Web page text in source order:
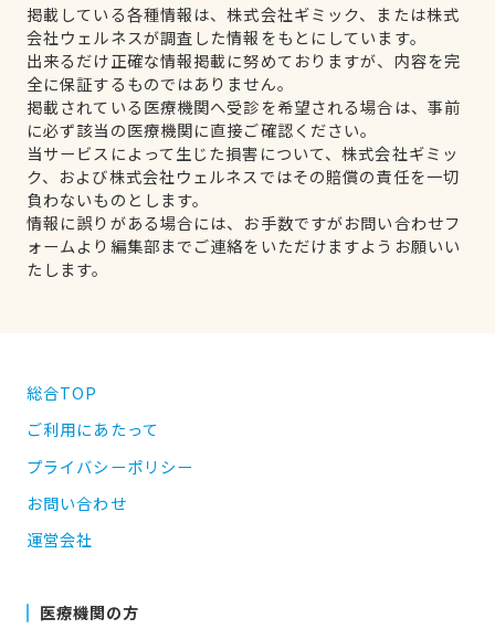
掲載している各種情報は、株式会社ギミック、または株式
会社ウェルネスが調査した情報をもとにしています。
出来るだけ正確な情報掲載に努めておりますが、内容を完
全に保証するものではありません。
掲載されている医療機関へ受診を希望される場合は、事前
に必ず該当の医療機関に直接ご確認ください。
当サービスによって生じた損害について、株式会社ギミッ
ク、および株式会社ウェルネスではその賠償の責任を一切
負わないものとします。
情報に誤りがある場合には、お手数ですがお問い合わせフ
ォームより編集部までご連絡をいただけますようお願いい
たします。
総合TOP
ご利用にあたって
プライバシーポリシー
お問い合わせ
運営会社
医療機関の方